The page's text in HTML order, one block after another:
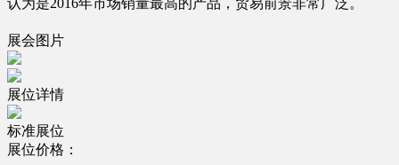
认为是2016年市场销量最高的产品，贸易前景非常广泛。
展会图片
展位详情
标准展位
展位价格：